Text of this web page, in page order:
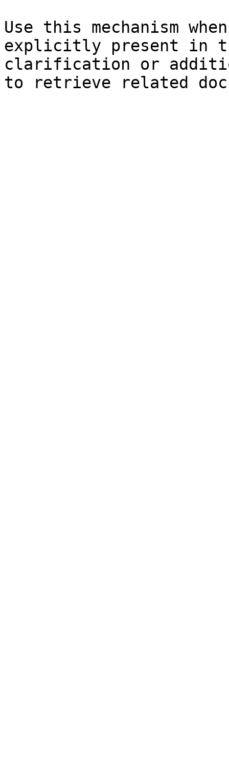
Use this mechanism
explicitly present in
clarification or